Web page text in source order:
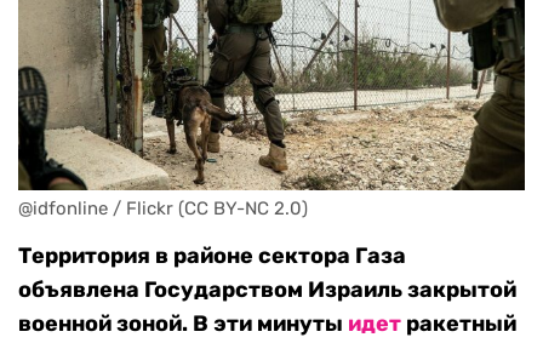
@idfonline / Flickr (CC BY-NC 2.0)
Территория в районе сектора Газа
объявлена Государством Израиль закрытой
военной зоной. В эти минуты идет ракетный